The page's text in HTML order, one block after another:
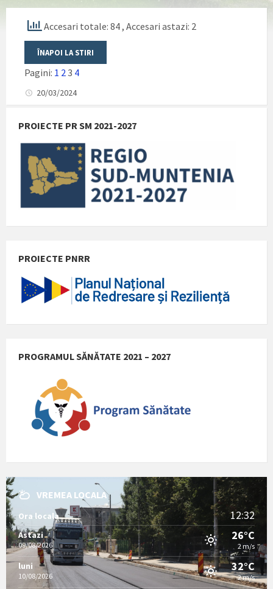
Accesari totale: 84, Accesari astazi: 2
Pagini: 1 2 3 4
20/03/2024
PROIECTE PR SM 2021-2027
PROIECTE PNRR
PROGRAMUL SĂNĂTATE 2021 – 2027
VREMEA LOCALA
Ora locala 12:32
Astazi
09/08/2026
26°C
2 m/s
luni
10/08/2026
32°C
2 m/s